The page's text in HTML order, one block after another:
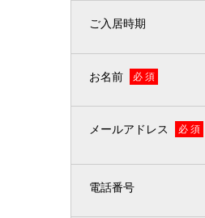
ご入居時期
お名前 必 須
メールアドレス 必 須
電話番号